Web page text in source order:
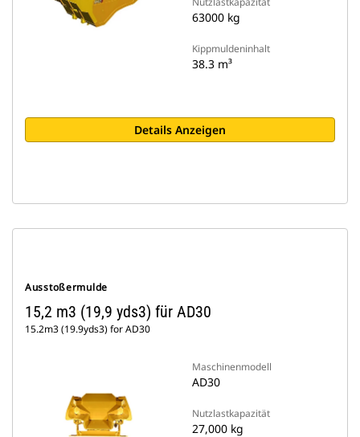
63000 kg
Kippmuldeninhalt
38.3 m³
Details Anzeigen
Ausstoßermulde
15,2 m3 (19,9 yds3) für AD30
15.2m3 (19.9yds3) for AD30
Maschinenmodell
AD30
Nutzlastkapazität
27,000 kg